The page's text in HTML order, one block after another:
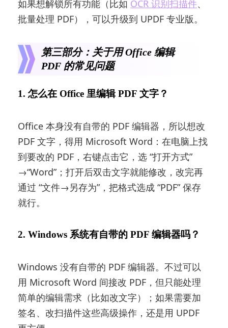
如果想解锁所有功能（比如 OCR 识别扫描件、
批量处理 PDF），可以升级到 UPDF 专业版。
第三部分：关于用 Office 编辑
PDF 的常见问题
1. 怎么在 Office 里编辑 PDF 文字？
Office 本身没有自带的 PDF 编辑器，所以想改
PDF 文字，得用 Microsoft Word：在电脑上找
到要改的 PDF，右键点击它，选 “打开方式”
→“Word”；打开后双击文字就能修改，改完再
通过 “文件→另存为”，把格式选成 “PDF” 保存
就行。
2. Windows 系统有自带的 PDF 编辑器吗？
Windows 没有自带的 PDF 编辑器。不过可以
用 Microsoft Word 间接改 PDF，但只能处理
简单的编辑需求（比如改文字）；如果需要加
签名、改扫描件这些高级操作，还是用 UPDF